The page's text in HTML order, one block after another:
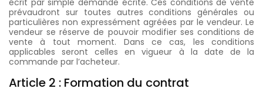
écrit par simple demande écrite. Ces conditions de vente
prévaudront sur toutes autres conditions générales ou
particulières non expressément agréées par le vendeur. Le
vendeur se réserve de pouvoir modifier ses conditions de
vente à tout moment. Dans ce cas, les conditions
applicables seront celles en vigueur à la date de la
commande par l’acheteur.
Article 2 : Formation du contrat